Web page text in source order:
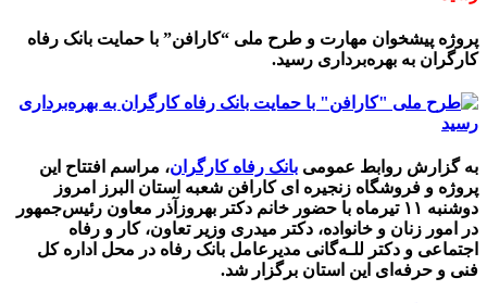
پروژه پیشخوان مهارت و طرح ملی “کارافن” با حمایت بانک رفاه
کارگران به بهره‌برداری رسید.
به گزارش روابط عمومی بانک رفاه کارگران، مراسم افتتاح این
پروژه و فروشگاه زنجیره ای کارافن شعبه استان البرز امروز
دوشنبه ۱۱ تیرماه با حضور خانم دکتر بهروزآذر معاون رئیس‌جمهور
در امور زنان و خانواده، دکتر میدری وزیر تعاون، کار و رفاه
اجتماعی و دکتر للـه‌گانی مدیرعامل بانک رفاه در محل اداره کل
فنی و حرفه‌ای این استان برگزار شد.